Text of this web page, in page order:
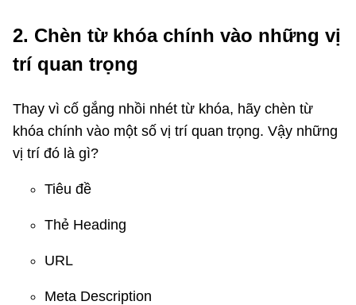
2. Chèn từ khóa chính vào những vị
trí quan trọng
Thay vì cố gắng nhồi nhét từ khóa, hãy chèn từ
khóa chính vào một số vị trí quan trọng. Vậy những
vị trí đó là gì?
Tiêu đề
Thẻ Heading
URL
Meta Description